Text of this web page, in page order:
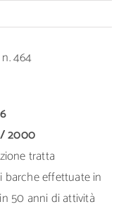
464
2000
tratta
barche effettuate in
50 anni di attività